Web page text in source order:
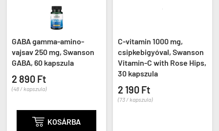
GABA gamma-amino-
vajsav 250 mg, Swanson
GABA, 60 kapszula
2 890 Ft
(48 / kapszula)
 KOSÁRBA
C-vitamin 1000 mg,
csipkebigyóval, Swanson
Vitamin-C with Rose Hips,
30 kapszula
2 190 Ft
(73 / kapszula)